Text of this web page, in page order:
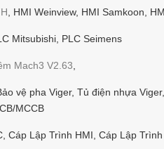
, HMI Weinview, HMI Samkoon,
Mitsubishi, PLC Seimens
Mach3 V2.63
vệ pha Viger, Tủ điện nhựa
MCCB
Cáp Lập Trình HMI, Cáp Lập